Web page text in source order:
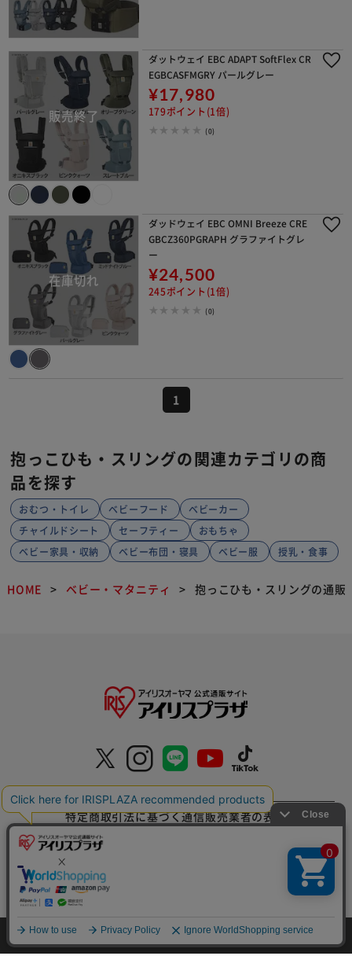
ダットウェイ EBC ADAPT SoftFlex CR
EGBCASFMGRY パールグレー
¥17,980
179ポイント(1倍)
(0)
ダッドウェイ EBC OMNI Breeze CRE
GBCZ360PGRAPH グラファイトグレ
ー
¥24,500
245ポイント(1倍)
(0)
1
抱っこひも・スリングの関連カテゴリの商
品を探す
おむつ・トイレ ベビーフード
ベビーカー
チャイルドシート
セーフティー
おもちゃ
ベビー家具・収納
ベビー布団・寝具 ベビー服 授乳・食事
HOME ベビー・マタニティ 抱っこひも・スリングの通販
特定商取引法に基づく通信販売業者の表示
セキュリティ・プライバシーポリシー
お問い合わせ
ご利用方法
ご利用規約
HOME 探す ログイン お気に入り お知らせ